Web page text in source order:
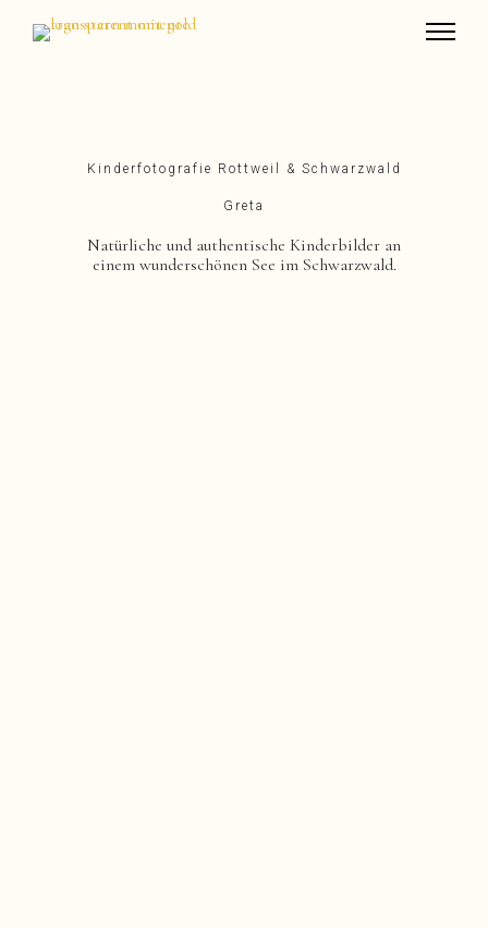
Kinderfotografie Rottweil & Schwarzwald
Greta
Natürliche und authentische Kinderbilder an
einem wunderschönen See im Schwarzwald.